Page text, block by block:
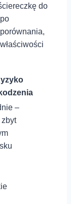
do
–
zbyt